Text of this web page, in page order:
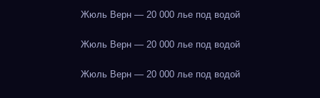
Жюль Верн — 20 000 лье под водой
Жюль Верн — 20 000 лье под водой
Жюль Верн — 20 000 лье под водой